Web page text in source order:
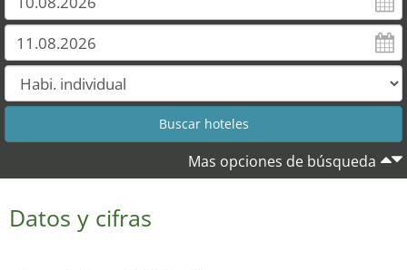
Mas opciones de búsqueda
Datos y cifras